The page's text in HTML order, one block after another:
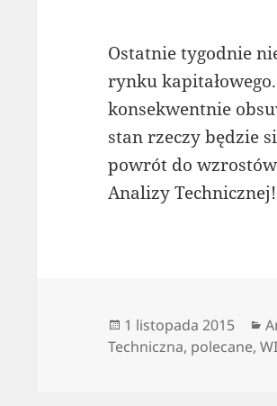
Ostatnie tygodnie
rynku
konsekwentnie
stan rzeczy będzie
powrót do
Analizy Technicznej!
Data
publikacji
1 listopada 2015
Techniczna, polecane,